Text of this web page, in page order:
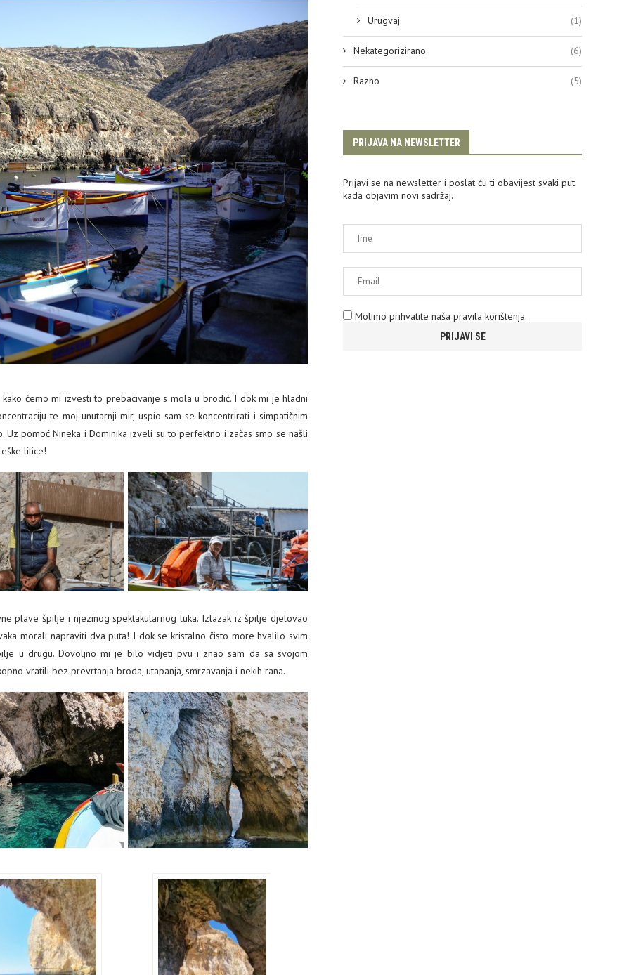
ćemo mi izvesti to prebacivanje s mola u brodić. I dok mi je hladni
te moj unutarnji mir, uspio sam se koncentrirati i simpatičnim
pomoć Nineka i Dominika izveli su to perfektno i začas smo se našli
litice!
plave špilje i njezinog spektakularnog luka. Izlazak iz špilje djelovao
morali napraviti dva puta! I dok se kristalno čisto more hvalilo svim
u drugu. Dovoljno mi je bilo vidjeti pvu i znao sam da sa svojom
vratili bez prevrtanja broda, utapanja, smrzavanja i nekih rana.
Urugvaj (1)
Nekategorizirano (6)
Razno (5)
PRIJAVA NA NEWSLETTER
Prijavi se na newsletter i poslat ću ti obavijest svaki put
kada objavim novi sadržaj.
Molimo prihvatite naša pravila korištenja.